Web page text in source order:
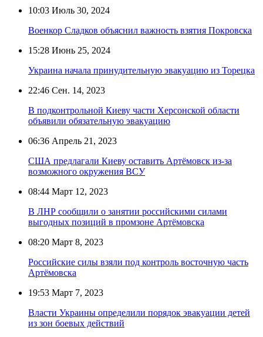
10:03 Июль 30, 2024
Военкор Сладков объяснил важность взятия Покровска
15:28 Июнь 25, 2024
Украина начала принудительную эвакуацию из Торецка
22:46 Сен. 14, 2023
В подконтрольной Киеву части Херсонской области
объявили обязательную эвакуацию
06:36 Апрель 21, 2023
США предлагали Киеву оставить Артёмовск из-за
возможного окружения ВСУ
08:44 Март 12, 2023
В ЛНР сообщили о занятии российскими силами
выгодных позиций в промзоне Артёмовска
08:20 Март 8, 2023
Российские силы взяли под контроль восточную часть
Артёмовска
19:53 Март 7, 2023
Власти Украины определили порядок эвакуации детей
из зон боевых действий